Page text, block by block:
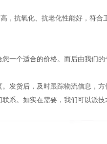
，抗氧化、抗老化性能好，符合
一个适合的价格。而后由我们
发货后，及时跟踪物流信息，
系。如实在需要，我们可以派